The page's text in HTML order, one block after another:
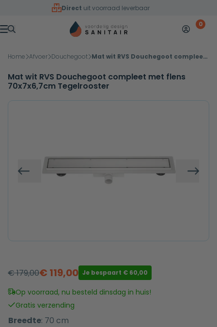
Overslaan naar inhoud
Direct uit voorraad leverbaar
Menu
Mijn 0
Home Afvoer Douchegoot Mat wit RVS Douchegoot compleet met flens 70x7x6,7cm Tegelrooster
Mat wit RVS Douchegoot compleet met flens
70x7x6,7cm Tegelrooster
Vorige
€179,00
Oorspronkelijke
prijs
was:
€ 179,00.
€ 119,00
Huidige
prijs
is:
€ 119,00.
Je bespaart € 60,00
Op voorraad, nu besteld dinsdag in huis!
Gratis verzending
Breedte: 70 cm